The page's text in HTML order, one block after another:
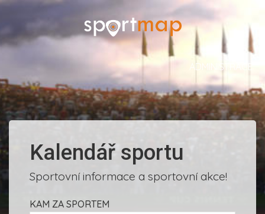
ADMINISTRACE
Kalendář sportu
Sportovní informace a sportovní akce!
KAM ZA SPORTEM